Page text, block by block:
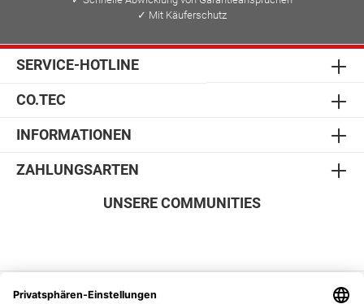
✓ Mit Käuferschutz
SERVICE-HOTLINE
CO.TEC
INFORMATIONEN
ZAHLUNGSARTEN
SICHER EINKAUFEN
UNSERE COMMUNITIES